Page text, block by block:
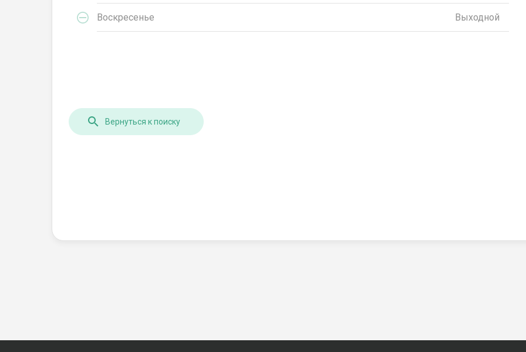
Воскресенье Выходной
Вернуться к поиску